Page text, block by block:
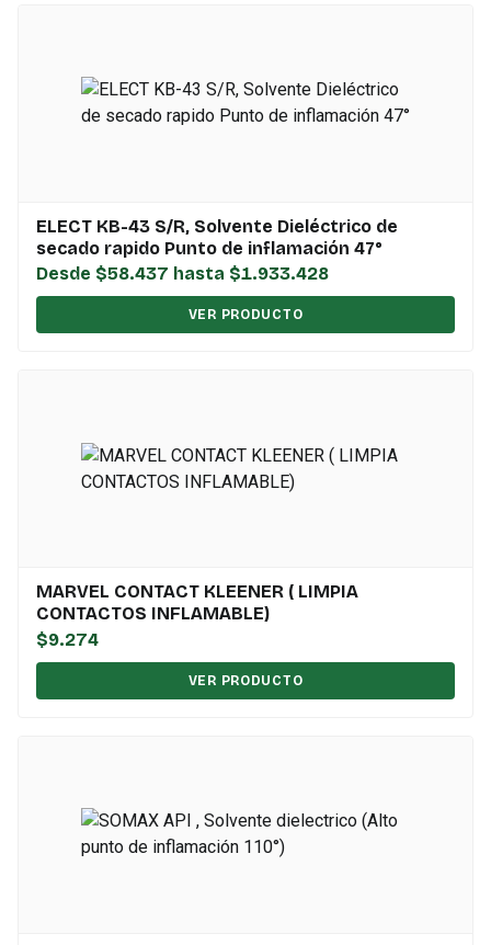
ELECT KB-43 S/R, Solvente Dieléctrico de
secado rapido Punto de inflamación 47°
Desde $58.437 hasta $1.933.428
VER PRODUCTO
MARVEL CONTACT KLEENER ( LIMPIA
CONTACTOS INFLAMABLE)
$9.274
VER PRODUCTO